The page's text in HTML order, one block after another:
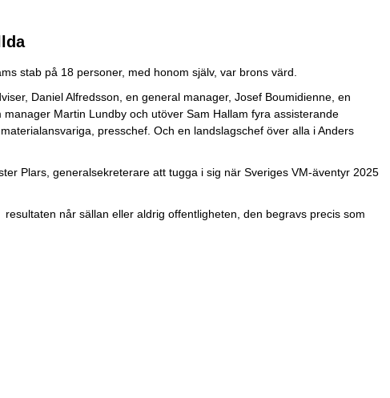
stab på 18 personer, med honom själv, var brons värd.
Daniel Alfredsson, en general manager, Josef Boumidienne, en
Martin Lundby och utöver Sam Hallam fyra assisterande
presschef. Och en landslagschef över alla i Anders
Plars, generalsekreterare att tugga i sig när Sveriges VM-äventyr 2025
når sällan eller aldrig offentligheten, den begravs precis som